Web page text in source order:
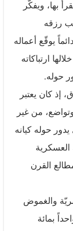
بها، ويفكّر
رزقه
يوقّع أعماله
ارتباكاته
حوله.
إذ كان يعتبر
من غير
حوله كيانه
العسكرية
القرن
والغموض
بمائة